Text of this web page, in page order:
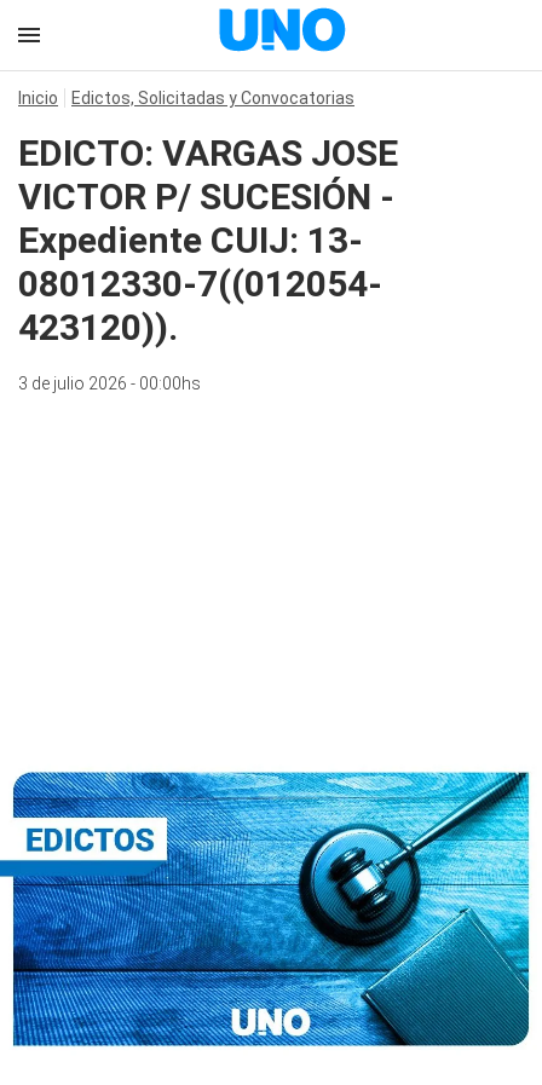
Inicio Edictos, Solicitadas y Convocatorias
EDICTO: VARGAS JOSE
VICTOR P/ SUCESIÓN -
Expediente CUIJ: 13-
08012330-7((012054-
423120)).
3 de julio 2026 - 00:00hs